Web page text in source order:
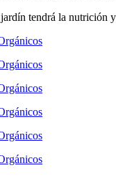
tendrá la nutrición